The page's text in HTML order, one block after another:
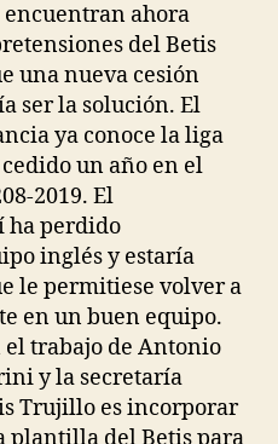
ahora
del Betis
una nueva cesión
ser la solución. El
ya conoce la liga
un año en el
2019. El
perdido
inglés y estaría
le permitiese volver a
en un buen equipo.
trabajo de Antonio
y la secretaría
Trujillo es incorporar